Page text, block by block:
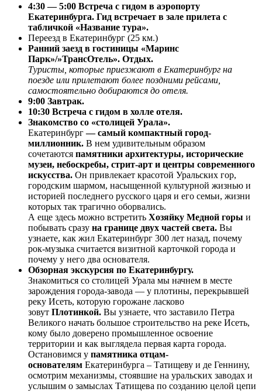
4:30 — 5:00 Встреча с гидом в аэропорту
Екатеринбурга. Гид встречает в зале прилета с
табличкой «Название тура».
Переезд в Екатеринбург (25 км.)
Ранний заезд в гостиницы «Маринс
Парк»/»ТрансОтель». Отдых.
Туристы, которые приезжают в Екатеринбург на
поезде или прилетают более поздними рейсами,
самостоятельно добираются до отеля.
9:00 Завтрак.
10:30 Встреча с гидом в холле отеля.
Знакомство со «столицей Урала».
Екатеринбург— самый компактный город-
миллионник. В нем удивительным образом
сочетаются памятники архитектуры, исторические
музеи, небоскребы, стрит-арт и центры современного
искусства. Он привлекает красотой Уральских гор,
городским шармом, насыщенной культурной жизнью и
историей последнего русского царя и его семьи, жизни
которых так трагично оборвались.
А еще здесь можно встретить Хозяйку Медной горы и
побывать сразу на границе двух частей света. Вы
узнаете, как жил Екатеринбург 300 лет назад, почему
рок-музыка считается визитной карточкой города и
почему у него два основателя.
Обзорная экскурсия по Екатеринбургу.
Знакомиться со столицей Урала мы начнем в месте
зарождения города-завода — у плотины, перекрывшей
реку Исеть, которую горожане ласково
зовут Плотинкой. Вы узнаете, что заставило Петра
Великого начать большое строительство на реке Исеть,
кому было доверено промышленное освоение
территории и как выглядела первая карта города.
Остановимся у памятника отцам-
основателям Екатеринбурга – Татищеву и де Геннину,
осмотрим механизмы, стоявшие на уральских заводах и
услышим о замыслах Татищева по созданию целой цепи